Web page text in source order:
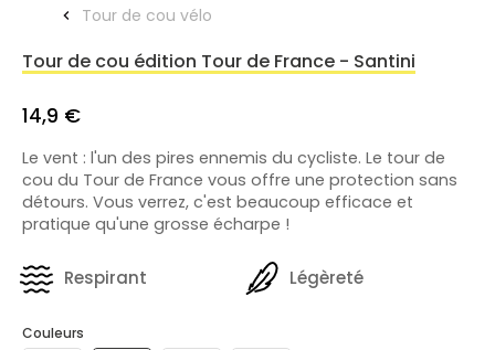
Tour de cou vélo
Tour de cou édition Tour de France - Santini
14,9 €
Le vent : l'un des pires ennemis du cycliste. Le tour de
cou du Tour de France vous offre une protection sans
détours. Vous verrez, c'est beaucoup efficace et
pratique qu'une grosse écharpe !
Respirant Légèreté
Couleurs